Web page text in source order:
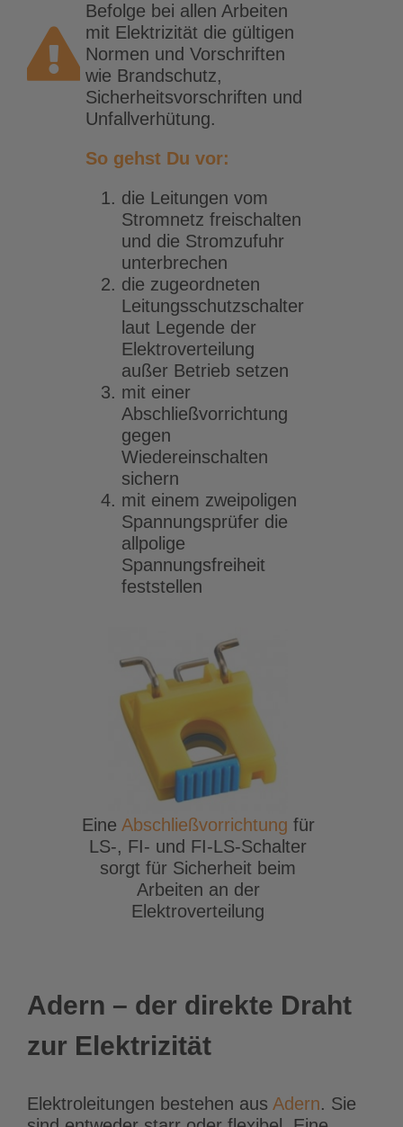
Befolge bei allen Arbeiten
mit Elektrizität die gültigen
Normen und Vorschriften
wie Brandschutz,
Sicherheitsvorschriften und
Unfallverhütung.
So gehst Du vor:
die Leitungen vom
Stromnetz freischalten
und die Stromzufuhr
unterbrechen
die zugeordneten
Leitungsschutzschalter
laut Legende der
Elektroverteilung
außer Betrieb setzen
mit einer
Abschließvorrichtung
gegen
Wiedereinschalten
sichern
mit einem zweipoligen
Spannungsprüfer die
allpolige
Spannungsfreiheit
feststellen
Eine Abschließvorrichtung für
LS-, FI- und FI-LS-Schalter
sorgt für Sicherheit beim
Arbeiten an der
Elektroverteilung
Adern – der direkte Draht
zur Elektrizität
Elektroleitungen bestehen aus Adern. Sie